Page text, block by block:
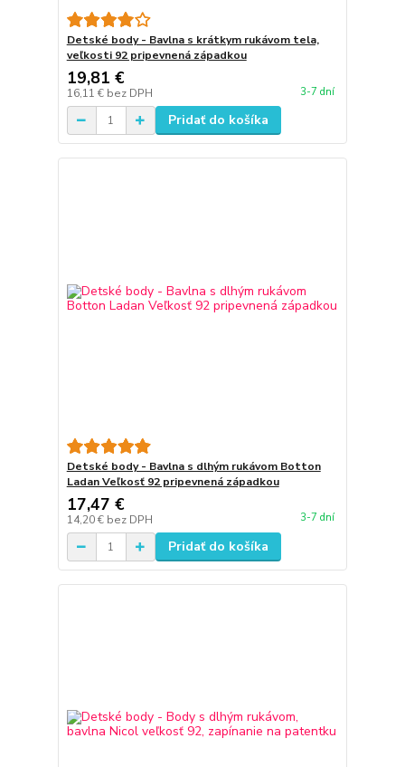
Detské body - Bavlna s krátkym rukávom tela,
veľkosti 92 pripevnená západkou
19,81 €
16,11 € bez DPH 3-7 dní
Pridať do košíka
Detské body - Bavlna s dlhým rukávom Botton
Ladan Veľkosť 92 pripevnená západkou
17,47 €
14,20 € bez DPH 3-7 dní
Pridať do košíka